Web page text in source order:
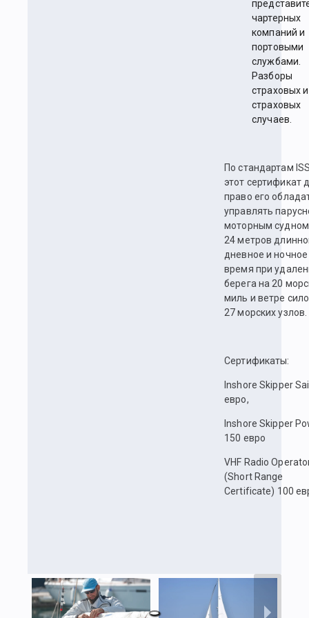
чартерных
компаний и
портовыми
службами.
Разборы
страховых
страховых
случаев.
По стандартам
этот сертификат
право его
управлять
моторным
24 метров
дневное и ночное
время при
берега на 20
миль и ветре
27 морских узлов.
Сертификаты:
Inshore Skipper
евро,
Inshore Skipper
150 евро
VHF Radio
(Short Range
Certificate) 100